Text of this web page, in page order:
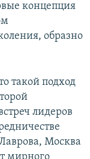
концепция
образно
такой подход
лидеров
Москва